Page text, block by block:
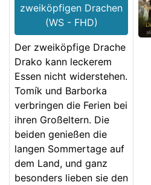
zweiköpfigen Drachen
(WS - FHD)
Der zweiköpfige Drache
Drako kann leckerem
Essen nicht widerstehen.
Tomík und Barborka
verbringen die Ferien bei
ihren Großeltern. Die
beiden genießen die
langen Sommertage auf
dem Land, und ganz
besonders lieben sie den